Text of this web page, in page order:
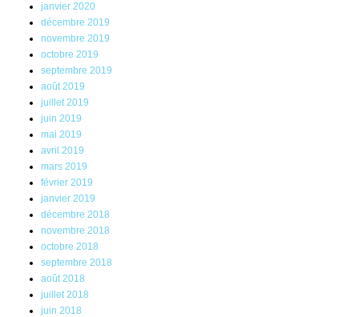
janvier 2020
décembre 2019
novembre 2019
octobre 2019
septembre 2019
août 2019
juillet 2019
juin 2019
mai 2019
avril 2019
mars 2019
février 2019
janvier 2019
décembre 2018
novembre 2018
octobre 2018
septembre 2018
août 2018
juillet 2018
juin 2018